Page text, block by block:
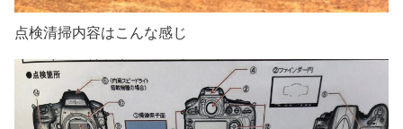
点検清掃内容はこんな感じ